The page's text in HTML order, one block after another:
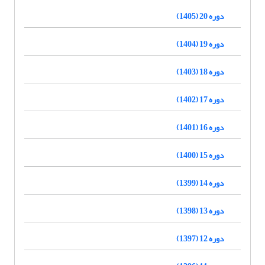
دوره 20 (1405)
دوره 19 (1404)
دوره 18 (1403)
دوره 17 (1402)
دوره 16 (1401)
دوره 15 (1400)
دوره 14 (1399)
دوره 13 (1398)
دوره 12 (1397)